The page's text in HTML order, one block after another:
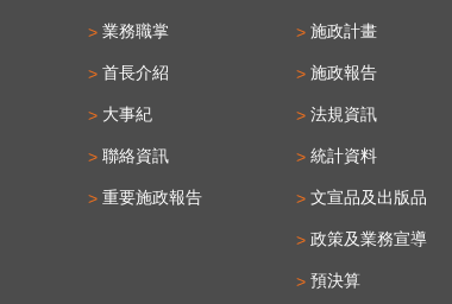
業務職掌
首長介紹
大事紀
聯絡資訊
重要施政報告
施政計畫
施政報告
法規資訊
統計資料
文宣品及出版品
政策及業務宣導
預決算